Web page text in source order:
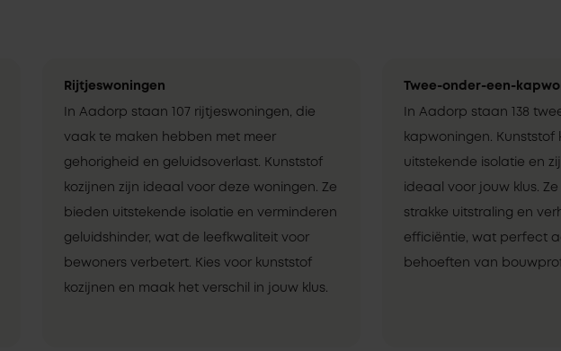
Rijtjeswoningen
In Aadorp staan 107 rijtjeswoningen, die
vaak te maken hebben met meer
gehorigheid en geluidsoverlast. Kunststof
kozijnen zijn ideaal voor deze woningen. Ze
bieden uitstekende isolatie en verminderen
geluidshinder, wat de leefkwaliteit voor
bewoners verbetert. Kies voor kunststof
kozijnen en maak het verschil in jouw klus.
Twee-onder-een-
In Aadorp staan 138
kapwoningen. Kunststof
uitstekende isolatie en
ideaal voor jouw klus.
strakke uitstraling en
efficiëntie, wat perfect
behoeften van